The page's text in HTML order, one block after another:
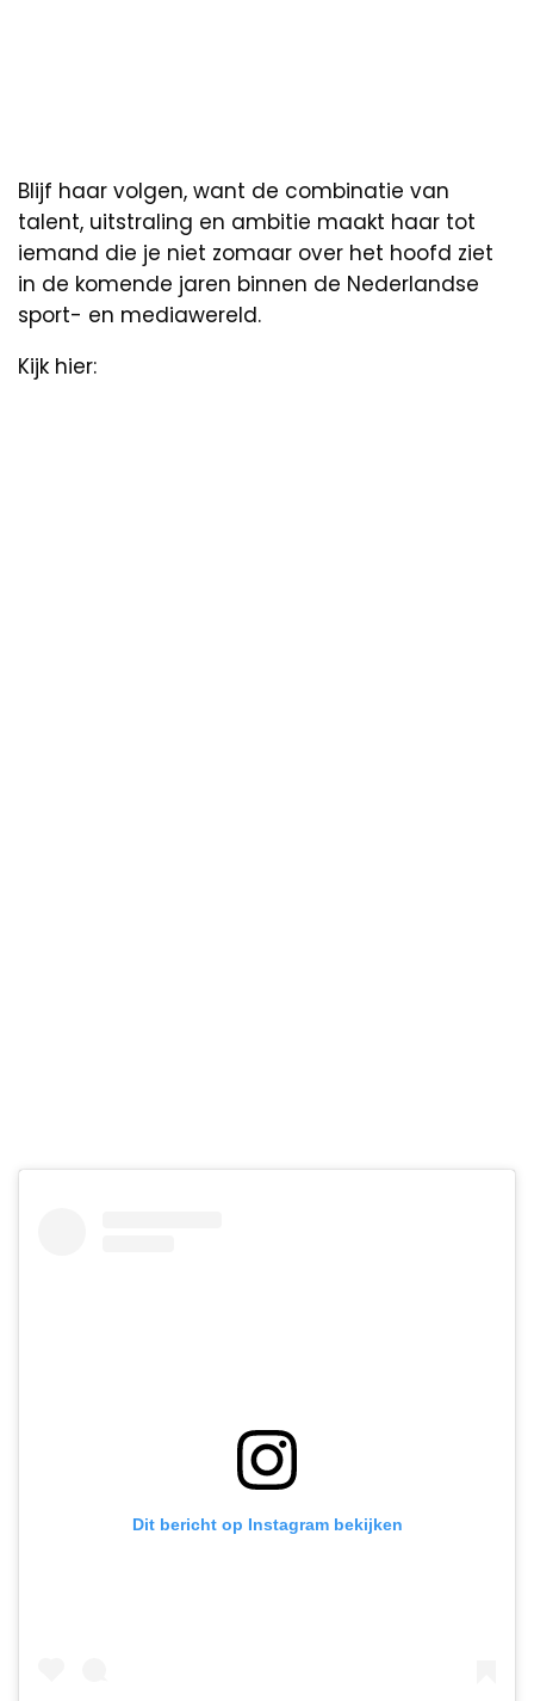
Blijf haar volgen, want de combinatie van
talent, uitstraling en ambitie maakt haar tot
iemand die je niet zomaar over het hoofd ziet
in de komende jaren binnen de Nederlandse
sport- en mediawereld.
Kijk hier:
Dit bericht op Instagram bekijken